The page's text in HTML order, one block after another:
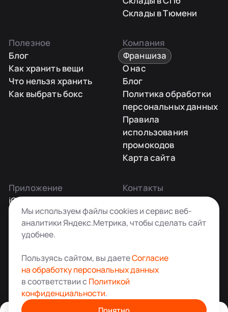
Склады в Тюмени
Полезное
Блог
Как хранить вещи
Что нельзя хранить
Как выбрать бокс
Компания
Франшиза
О нас
Блог
Политика обработки
персональных данных
Правила
использования
промокодов
Карта сайта
Приложение
iOS
Android
Контакты
Заказать звонок
+7 495 181-55-45
info@kladovkin.ru
Аренда склада для хранения вещей в Москве
© ООО «Кладовкин» 2026. Все права защищены
Мы используем файлы cookies и сервис веб-
аналитики Яндекс.Метрика, чтобы сделать сайт
удобнее.
Пользуясь сайтом, вы даетеСогласие
на обработку персональных данных
в соответствии с Политикой
конфиденциальности.
Понятно